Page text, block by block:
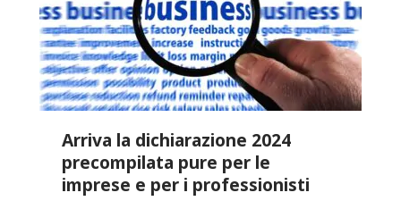
Arriva la dichiarazione 2024
precompilata pure per le
imprese e per i professionisti